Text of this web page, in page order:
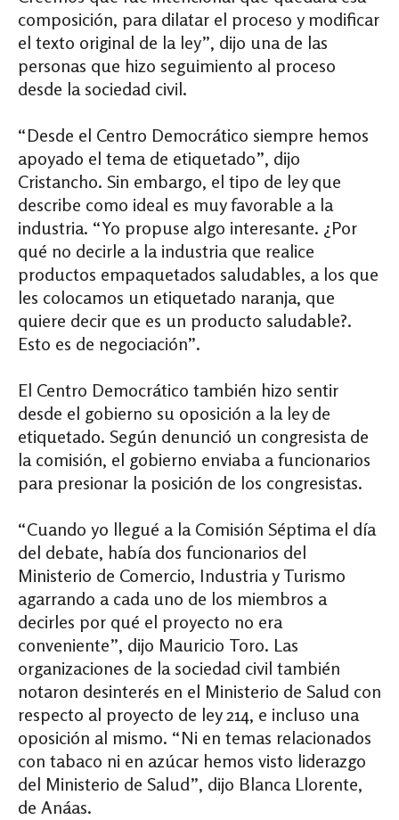
composición, para dilatar el proceso y modificar
el texto original de la ley”, dijo una de las
personas que hizo seguimiento al proceso
desde la sociedad civil.
“Desde el Centro Democrático siempre hemos
apoyado el tema de etiquetado”, dijo
Cristancho. Sin embargo, el tipo de ley que
describe como ideal es muy favorable a la
industria. “Yo propuse algo interesante. ¿Por
qué no decirle a la industria que realice
productos empaquetados saludables, a los que
les colocamos un etiquetado naranja, que
quiere decir que es un producto saludable?.
Esto es de negociación”.
El Centro Democrático también hizo sentir
desde el gobierno su oposición a la ley de
etiquetado. Según denunció un congresista de
la comisión, el gobierno enviaba a funcionarios
para presionar la posición de los congresistas.
“Cuando yo llegué a la Comisión Séptima el día
del debate, había dos funcionarios del
Ministerio de Comercio, Industria y Turismo
agarrando a cada uno de los miembros a
decirles por qué el proyecto no era
conveniente”, dijo Mauricio Toro. Las
organizaciones de la sociedad civil también
notaron desinterés en el Ministerio de Salud con
respecto al proyecto de ley 214, e incluso una
oposición al mismo. “Ni en temas relacionados
con tabaco ni en azúcar hemos visto liderazgo
del Ministerio de Salud”, dijo Blanca Llorente,
de Anáas.